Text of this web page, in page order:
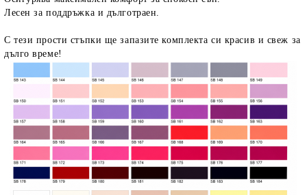
Лесен за поддръжка и дълготраен.
С тези прости стъпки ще запазите комплекта си красив и свеж за
дълго време!